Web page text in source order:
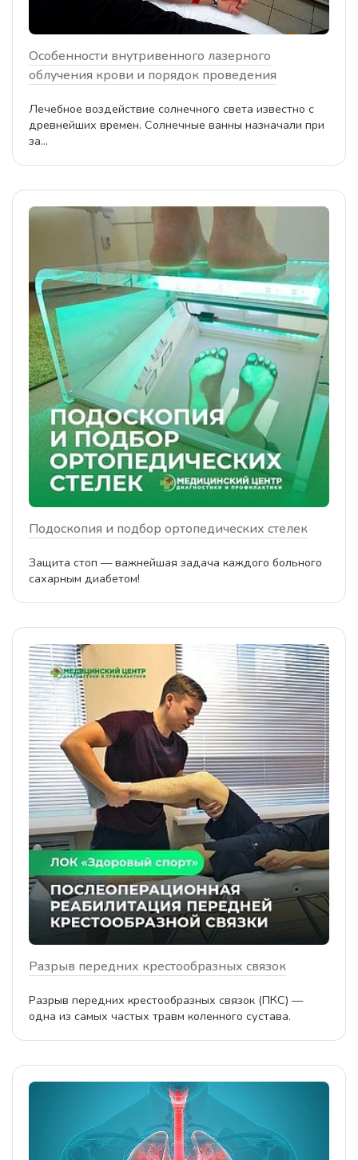
Особенности внутривенного лазерного
облучения крови и порядок проведения
Лечебное воздействие солнечного света известно с
древнейших времен. Солнечные ванны назначали при
за...
Подоскопия и подбор ортопедических стелек
Защита стоп — важнейшая задача каждого больного
сахарным диабетом!
Разрыв передних крестообразных связок
Разрыв передних крестообразных связок (ПКС) —
одна из самых частых травм коленного сустава.